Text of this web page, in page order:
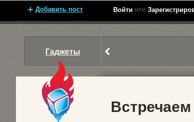
Добавить пост Войти или
Гаджеты